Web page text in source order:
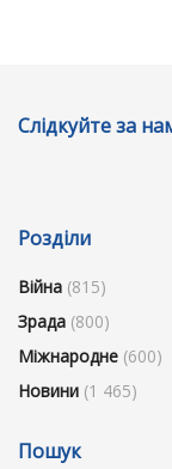
Слідкуйте за
Розділи
Війна (815)
Зрада (800)
Міжнародне (600)
Новини (1 465)
Пошук